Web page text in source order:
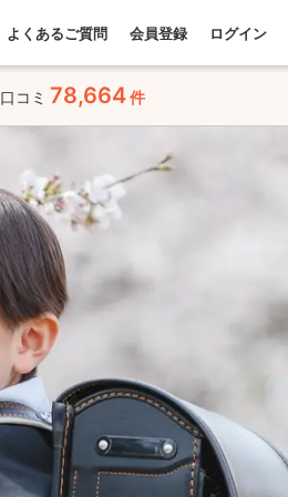
よくあるご質問 会員登録 ログイン
口コミ 78,664件